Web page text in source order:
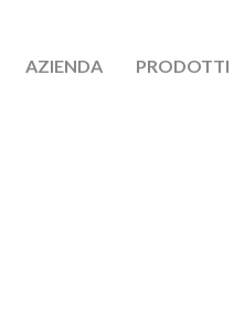
AZIENDA PRODOTTI